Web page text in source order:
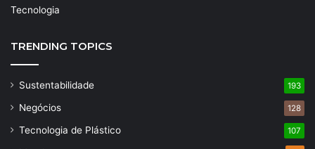
Tecnologia
TRENDING TOPICS
Sustentabilidade 193
Negócios 128
Tecnologia de Plástico 107